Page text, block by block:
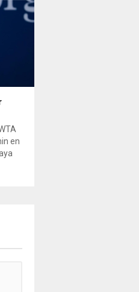
en